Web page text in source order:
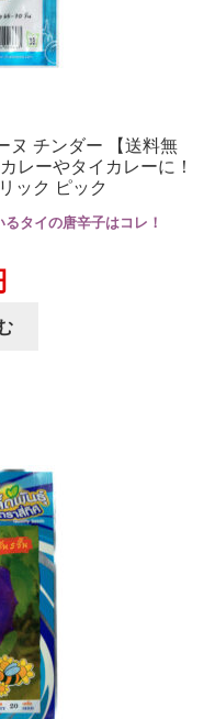
ヌ チンダー 【送料無
レーやタイカレーに！
ック ピック
タイの唐辛子はコレ！